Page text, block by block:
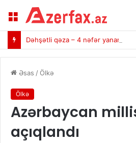
Menu
Dəhşətli qəza – 4 nəfər yanaraq
Əsas /Ölkə
Ölkə
Azərbaycan
açıqlandı